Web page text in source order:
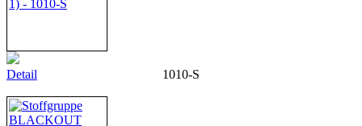
Detail 1010-S